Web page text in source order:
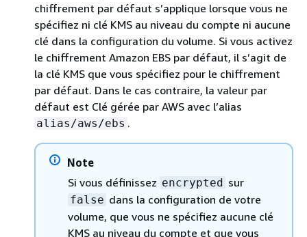
chiffrement par défaut s’applique lorsque vous ne
spécifiez ni clé KMS au niveau du compte ni aucune
clé dans la configuration du volume. Si vous activez
le chiffrement Amazon EBS par défaut, il s’agit de
la clé KMS que vous spécifiez pour le chiffrement
par défaut. Dans le cas contraire, la valeur par
défaut est Clé gérée par AWS avec l’alias
alias/aws/ebs .
Note
Si vous définissez encrypted sur
false dans la configuration de votre
volume, que vous ne spécifiez aucune clé
KMS au niveau du compte et que vous